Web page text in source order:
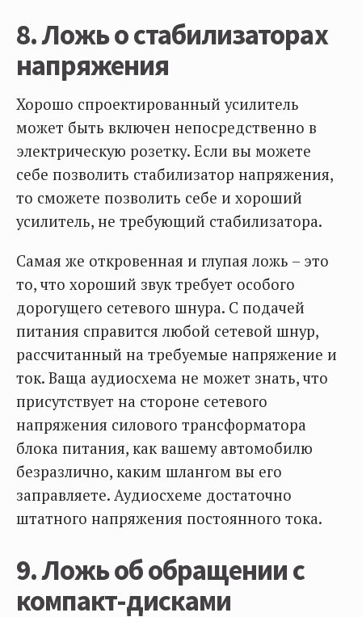
8. Ложь о стабилизаторах
напряжения
Хорошо спроектированный усилитель
может быть включен непосредственно в
электрическую розетку. Если вы можете
себе позволить стабилизатор напряжения,
то сможете позволить себе и хороший
усилитель, не требующий стабилизатора.
Самая же откровенная и глупая ложь – это
то, что хороший звук требует особого
дорогущего сетевого шнура. С подачей
питания справится любой сетевой шнур,
рассчитанный на требуемые напряжение и
ток. Ваща аудиосхема не может знать, что
присутствует на стороне сетевого
напряжения силового трансформатора
блока питания, как вашему автомобилю
безразлично, каким шлангом вы его
заправляете. Аудиосхеме достаточно
штатного напряжения постоянного тока.
9. Ложь об обращении с
компакт-дисками